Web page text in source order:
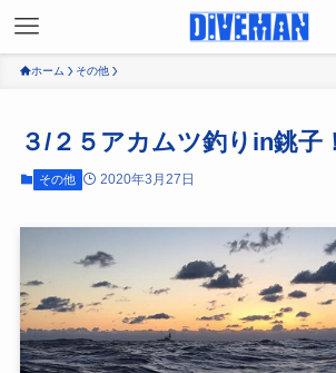
ホーム その他
３/２５アカムツ釣りin銚子！
その他 2020年3月27日